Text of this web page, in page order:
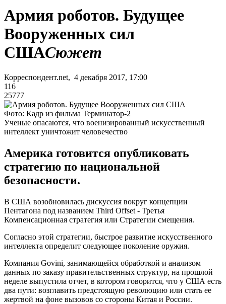
Армия роботов. Будущее
Вооруженных сил
СШАСюжет
Корреспондент.net, 4 декабря 2017, 17:00
116
25777
Фото: Кадр из фильма Терминатор-2
Ученые опасаются, что военизированный искусственный
интеллект уничтожит человечество
Америка готовится опубликовать
стратегию по национальной
безопасности.
В США возобновилась дискуссия вокруг концепции
Пентагона под названием Third Offset - Третья
Компенсационная стратегия или Стратегии смещения.
Согласно этой стратегии, быстрое развитие искусственного
интеллекта определит следующее поколение оружия.
Компания Govini, занимающейся обработкой и анализом
данных по заказу правительственных структур, на прошлой
неделе выпустила отчет, в котором говорится, что у США есть
два пути: возглавить предстоящую революцию или стать ее
жертвой на фоне вызовов со стороны Китая и России.